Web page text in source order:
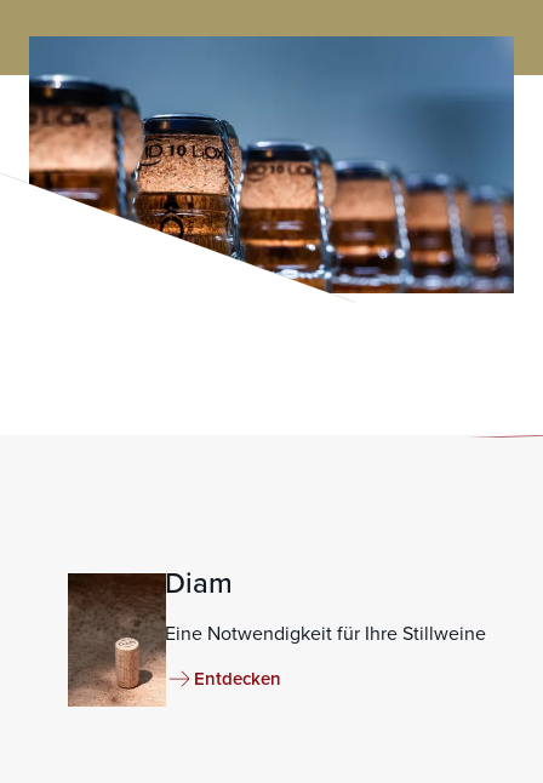
Diam
Eine Notwendigkeit für Ihre Stillweine
Entdecken